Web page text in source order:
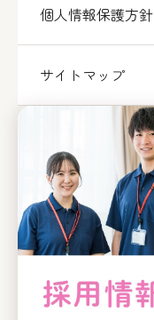
個人情報保護方針
サイトマップ